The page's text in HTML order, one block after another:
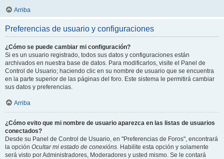
Arriba
Preferencias de usuario y configuraciones
¿Cómo se puede cambiar mi configuración?
Si es un usuario registrado, todos sus datos y configuraciones están
archivados en nuestra base de datos. Para modificarlos, visite el Panel de
Control de Usuario; haciendo clic en su nombre de usuario que se encuentra
en la parte superior de las páginas del foro. Este sistema le permitirá cambiar
sus datos y preferencias.
Arriba
¿Cómo evito que mi nombre de usuario aparezca en las listas de usuarios
conectados?
Desde su Panel de Control de Usuario, en "Preferencias de Foros", encontrará
la opción Ocultar mi estado de conexións. Habilite esta opción y solamente
será visto por Administradores, Moderadores y usted mismo. Se le contará